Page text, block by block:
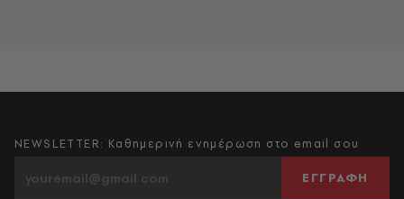
NEWSLETTER: Καθημερινή ενημέρωση στο email σου
ΕΓΓΡΑΦΗ